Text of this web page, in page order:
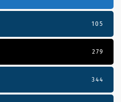
105
279
344